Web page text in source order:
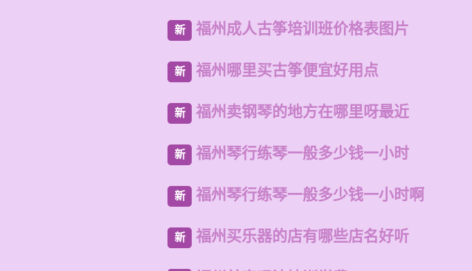
新 福州成人古筝培训班价格表图片
新 福州哪里买古筝便宜好用点
新 福州卖钢琴的地方在哪里呀最近
新 福州琴行练琴一般多少钱一小时
新 福州琴行练琴一般多少钱一小时啊
新 福州买乐器的店有哪些店名好听